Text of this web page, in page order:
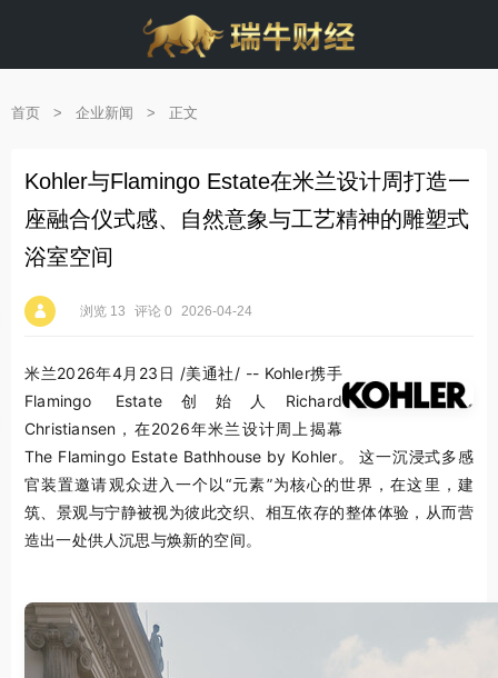
首页 > 企业新闻 > 正文
Kohler与Flamingo Estate在米兰设计周打造一
座融合仪式感、自然意象与工艺精神的雕塑式
浴室空间
浏览 13 评论 0 2026-04-24
米兰2026年4月23日 /美通社/ -- Kohler携手
Flamingo Estate创始人Richard
Christiansen，在2026年米兰设计周上揭幕
The Flamingo Estate Bathhouse by Kohler。 这一沉浸式多感
官装置邀请观众进入一个以“元素”为核心的世界，在这里，建
筑、景观与宁静被视为彼此交织、相互依存的整体体验，从而营
造出一处供人沉思与焕新的空间。